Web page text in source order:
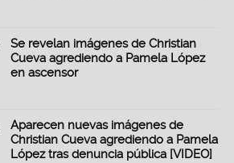
Se revelan imágenes de Christian
Cueva agrediendo a Pamela López
en ascensor
Aparecen nuevas imágenes de
Christian Cueva agrediendo a Pamela
López tras denuncia pública [VIDEO]